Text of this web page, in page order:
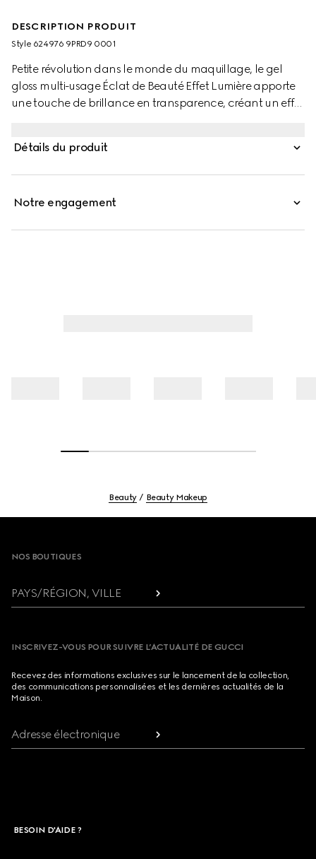
DESCRIPTION PRODUIT
Style ‎624976 9PRD9 0001
Petite révolution dans le monde du maquillage, le gel
gloss multi-usage Éclat de Beauté Effet Lumière apporte
une touche de brillance en transparence, créant un effet
nuance universelle pour jouer sur les volumes. Formulé
lumineux et mouillé réfléchissant la lumière.
Détails du produit
Notre engagement
Beauty Beauty Makeup
NOS BOUTIQUES
PAYS/RÉGION, VILLE
INSCRIVEZ-VOUS POUR SUIVRE L’ACTUALITÉ DE GUCCI
Recevez des informations exclusives sur le lancement de la collection,
des communications personnalisées et les dernières actualités de la
Maison.
Adresse électronique
BESOIN D'AIDE ?